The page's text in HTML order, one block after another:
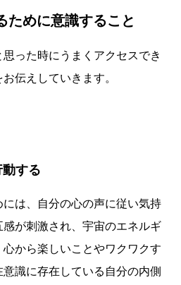
ために意識すること
った時にうまくアクセスでき
伝えしていきます。
する
は、自分の心の声に従い気持
が刺激され、宇宙のエネルギ
から楽しいことやワクワクす
識に存在している自分の内側